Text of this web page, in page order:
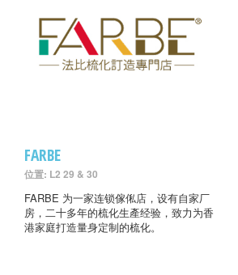
FARBE
位置: L2 29 & 30
FARBE 为一家连锁傢俬店，设有自家厂
房，二十多年的梳化生產经验，致力为香
港家庭打造量身定制的梳化。